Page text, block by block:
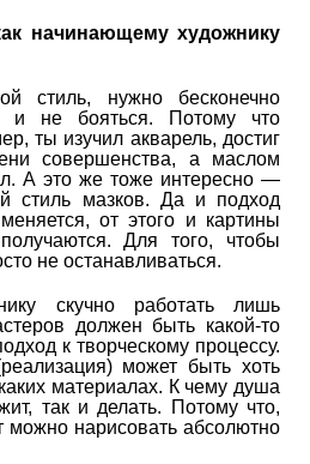
начинающему художнику
стиль, нужно бесконечно
и не бояться. Потому что
ты изучил акварель, достиг
совершенства, а маслом
А это же тоже интересно —
стиль мазков. Да и подход
от этого и картины
Для того, чтобы
не останавливаться.
скучно работать лишь
должен быть какой-то
к творческому процессу.
может быть хоть
материалах. К чему душа
так и делать. Потому что,
можно нарисовать абсолютно